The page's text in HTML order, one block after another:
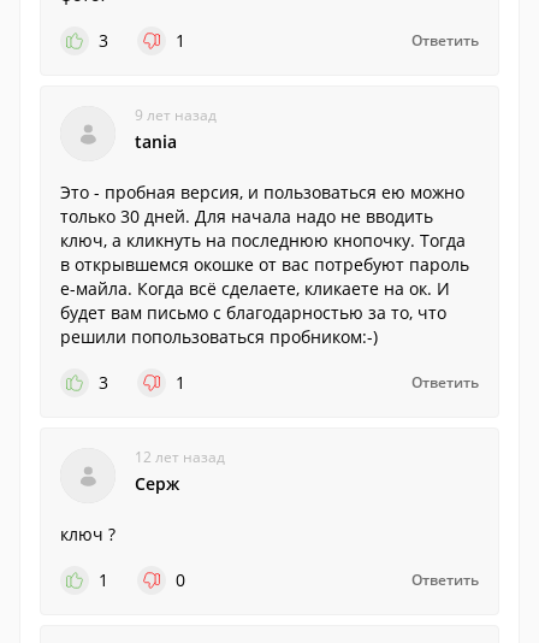
3
1 Ответить
9 лет назад
tania
Это - пробная версия, и пользоваться ею можно
только 30 дней. Для начала надо не вводить
ключ, а кликнуть на последнюю кнопочку. Тогда
в открывшемся окошке от вас потребуют пароль
е-майла. Когда всё сделаете, кликаете на ок. И
будет вам письмо с благодарностью за то, что
решили попользоваться пробником:-)
3
1 Ответить
12 лет назад
Серж
ключ ?
1
0 Ответить